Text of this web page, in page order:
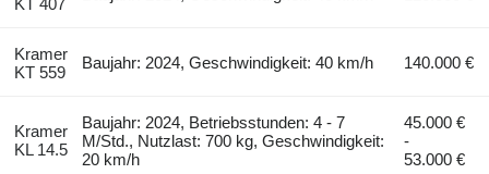
KT 407
Kramer
KT 559
Baujahr: 2024, Geschwindigkeit: 40 km/h 140.000 €
Kramer
KL 14.5
Baujahr: 2024, Betriebsstunden: 4 - 7
M/Std., Nutzlast: 700 kg, Geschwindigkeit:
20 km/h
45.000 €
-
53.000 €